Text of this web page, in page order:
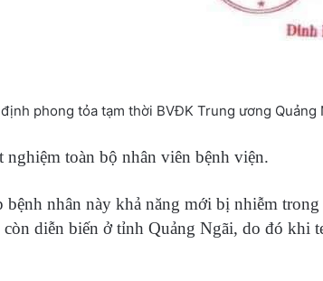
phong tỏa tạm thời BVĐK Trung ương Quảng
nghiệm toàn bộ nhân viên bệnh viện.
nhân này khả năng mới bị nhiễm
diễn biến ở tỉnh Quảng Ngãi, do đó khi